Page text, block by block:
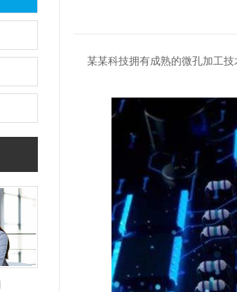
某某科技拥有成熟的微孔加工